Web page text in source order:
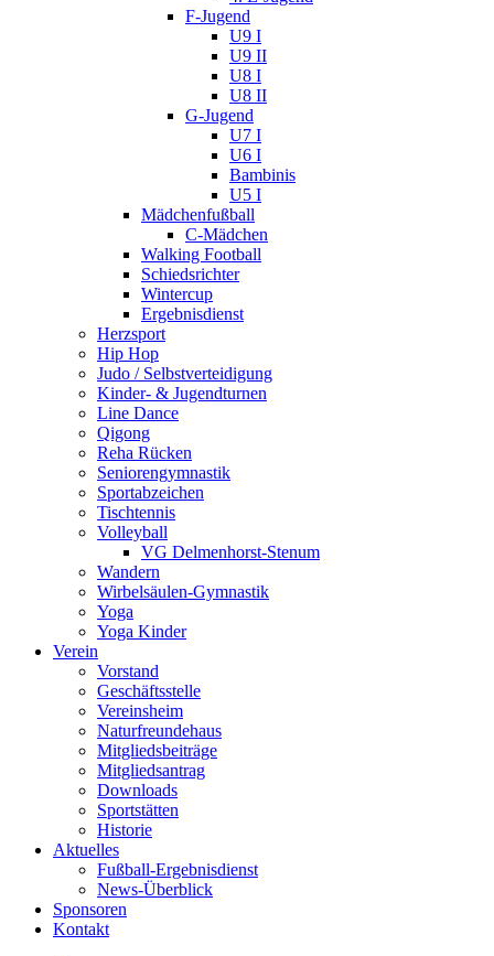
F-Jugend
U9 I
U9 II
U8 I
U8 II
G-Jugend
U7 I
U6 I
Bambinis
U5 I
Mädchenfußball
C-Mädchen
Walking Football
Schiedsrichter
Wintercup
Ergebnisdienst
Herzsport
Hip Hop
Judo / Selbstverteidigung
Kinder- & Jugendturnen
Line Dance
Qigong
Reha Rücken
Seniorengymnastik
Sportabzeichen
Tischtennis
Volleyball
VG Delmenhorst-Stenum
Wandern
Wirbelsäulen-Gymnastik
Yoga
Yoga Kinder
Verein
Vorstand
Geschäftsstelle
Vereinsheim
Naturfreundehaus
Mitgliedsbeiträge
Mitgliedsantrag
Downloads
Sportstätten
Historie
Aktuelles
Fußball-Ergebnisdienst
News-Überblick
Sponsoren
Kontakt